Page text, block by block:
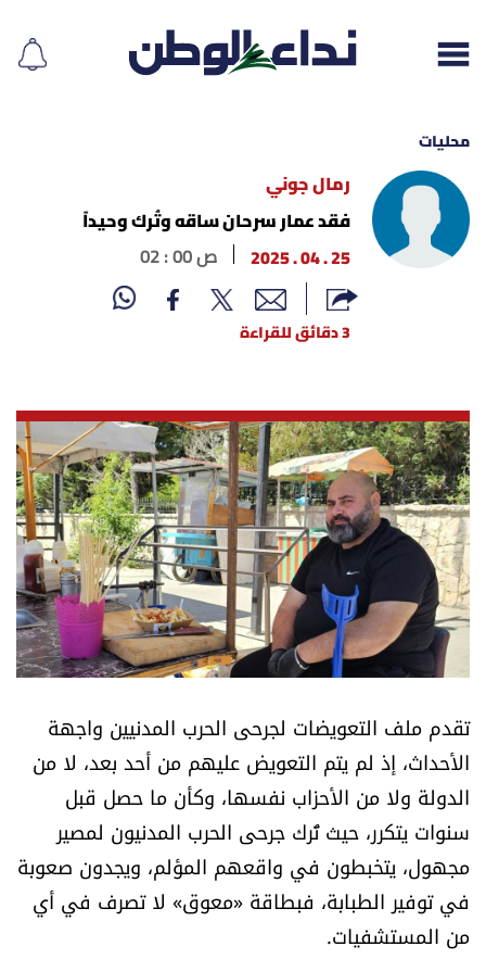
إقرأ الجريدة
لبنان
محليات
أسرار
متفرقات
نداء القرّاء
خاص الموقع
كتّابنا
تحت المجهر
آراء
اقتصاد
محليات
رمال جوني
فقد عمار سرحان ساقه وتُرك وحيداً
25 . 04 . 2025
02 : 00 ص
3 دقائق للقراءة
تقدم ملف التعويضات لجرحى الحرب المدنيين واجهة
الأحداث، إذ لم يتم التعويض عليهم من أحد بعد، لا من
الدولة ولا من الأحزاب نفسها، وكأن ما حصل قبل
سنوات يتكرر، حيث تُرك جرحى الحرب المدنيون لمصير
مجهول، يتخبطون في واقعهم المؤلم، ويجدون صعوبة
في توفير الطبابة، فبطاقة «معوق» لا تصرف في أي
من المستشفيات.